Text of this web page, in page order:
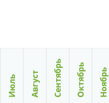
Июль Август Сентябрь Октябрь Ноябрь